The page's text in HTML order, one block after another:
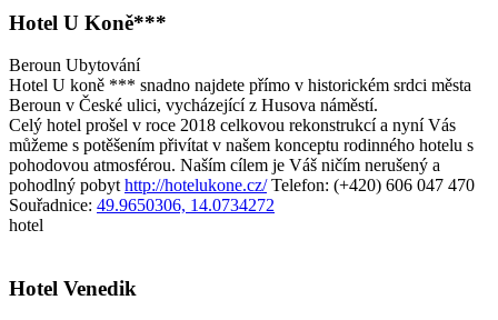
Hotel U Koně***
Beroun Ubytování
Hotel U koně *** snadno najdete přímo v historickém srdci města
Beroun v České ulici, vycházející z Husova náměstí.
Celý hotel prošel v roce 2018 celkovou rekonstrukcí a nyní Vás
můžeme s potěšením přivítat v našem konceptu rodinného hotelu s
pohodovou atmosférou. Naším cílem je Váš ničím nerušený a
pohodlný pobyt http://hotelukone.cz/ Telefon: (+420) 606 047 470
Souřadnice: 49.9650306, 14.0734272
hotel
Hotel Venedik